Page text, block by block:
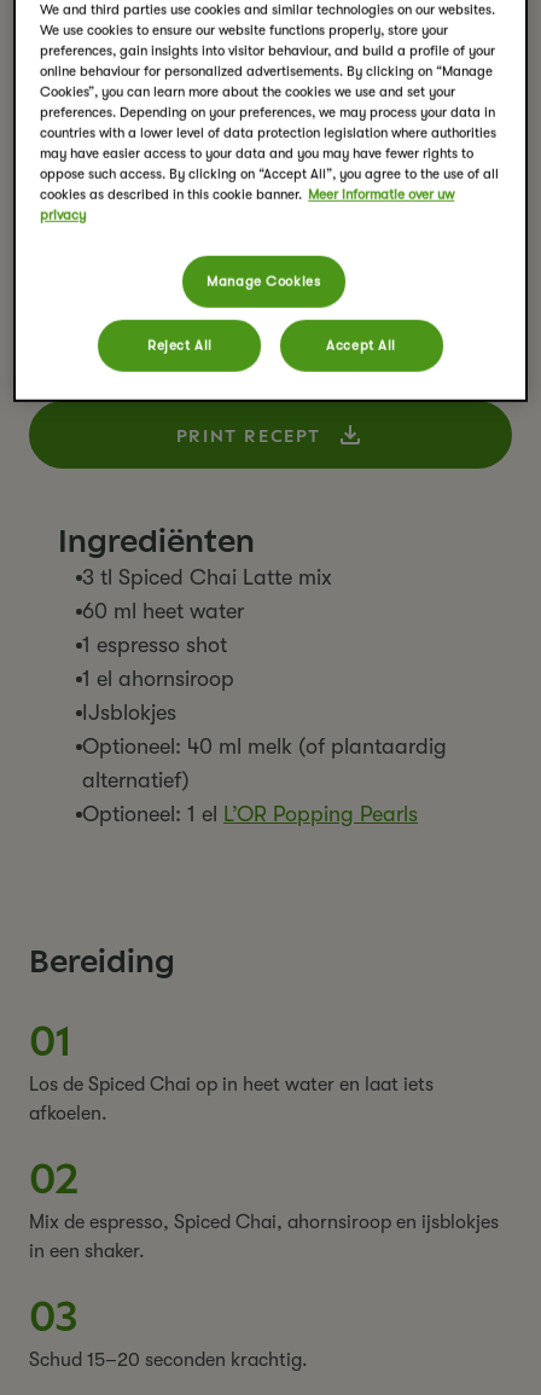
Chai Maple Shakerato
Porties:1
Bereidingstijd:5 minuten
Benodigdheden
Een ijskoude shakerato met Spiced Chai, espresso en
een vleugje ahornsiroop. Een stijlvol koffiemoment met
PRINT RECEPT
Ingrediënten
3 tl Spiced Chai Latte mix
60 ml heet water
1 espresso shot
1 el ahornsiroop
IJsblokjes
Optioneel: 40 ml melk (of plantaardig
alternatief)
Optioneel: 1 el L’OR Popping Pearls
Bereiding
01
Los de Spiced Chai op in heet water en laat iets
afkoelen.
02
Mix de espresso, Spiced Chai, ahornsiroop en ijsblokjes
in een shaker.
03
Schud 15–20 seconden krachtig.
We and third parties use cookies and similar technologies on our websites.
We use cookies to ensure our website functions properly, store your
preferences, gain insights into visitor behaviour, and build a profile of your
online behaviour for personalized advertisements. By clicking on “Manage
Cookies”, you can learn more about the cookies we use and set your
preferences. Depending on your preferences, we may process your data in
countries with a lower level of data protection legislation where authorities
may have easier access to your data and you may have fewer rights to
oppose such access. By clicking on “Accept All”, you agree to the use of all
cookies as described in this cookie banner. Meer informatie over uw
privacy
Manage Cookies
Reject All Accept All